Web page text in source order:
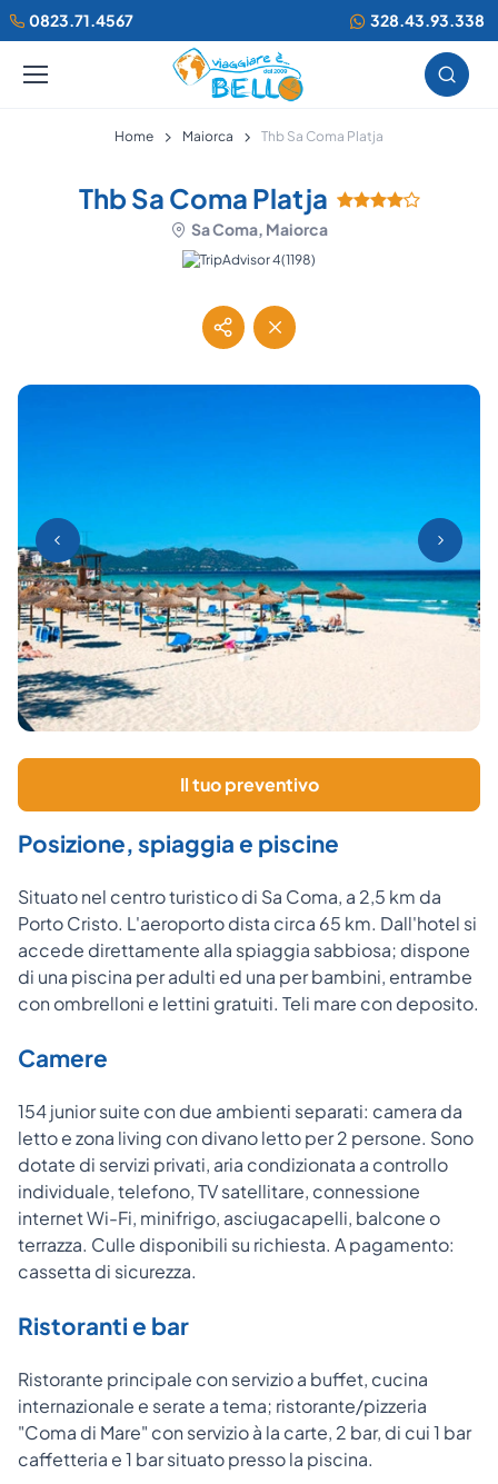
0823.71.4567 328.43.93.338
Home Maiorca Thb Sa Coma Platja
Thb Sa Coma Platja
Sa Coma, Maiorca
(1198)
Il tuo preventivo
Posizione, spiaggia e piscine
Situato nel centro turistico di Sa Coma, a 2,5 km da
Porto Cristo. L'aeroporto dista circa 65 km. Dall'hotel si
accede direttamente alla spiaggia sabbiosa; dispone
di una piscina per adulti ed una per bambini, entrambe
con ombrelloni e lettini gratuiti. Teli mare con deposito.
Camere
154 junior suite con due ambienti separati: camera da
letto e zona living con divano letto per 2 persone. Sono
dotate di servizi privati, aria condizionata a controllo
individuale, telefono, TV satellitare, connessione
internet Wi-Fi, minifrigo, asciugacapelli, balcone o
terrazza. Culle disponibili su richiesta. A pagamento:
cassetta di sicurezza.
Ristoranti e bar
Ristorante principale con servizio a buffet, cucina
internazionale e serate a tema; ristorante/pizzeria
"Coma di Mare" con servizio à la carte, 2 bar, di cui 1 bar
caffetteria e 1 bar situato presso la piscina.